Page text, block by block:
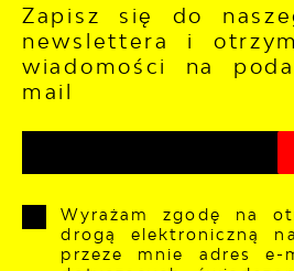
Zapisz się do
newslettera i
wiadomości na
mail
Wyrażam zgodę na
drogą elektroniczną
przeze mnie adres e-